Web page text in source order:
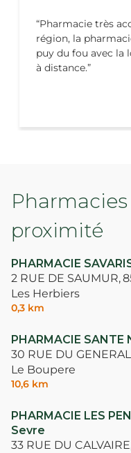
Pharmacie très
région, la
puy du fou avec la
à distance.
proximité
PHARMACIE
2 RUE DE SAUMUR,
Les Herbiers
0,3 km
PHARMACIE
30 RUE DU
Le Boupere
10,6 km
PHARMACIE LES
Sevre
33 RUE DU